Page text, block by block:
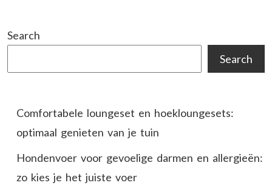
Search
Search
Comfortabele loungeset en hoekloungesets:
optimaal genieten van je tuin
Hondenvoer voor gevoelige darmen en allergieën:
zo kies je het juiste voer